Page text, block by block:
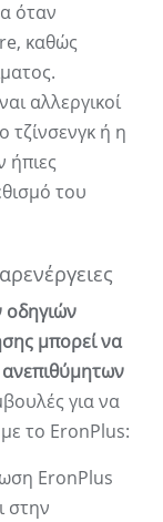
όταν
καθώς
αλλεργικοί
τζίνσενγκ ή η
ήπιες
του
μπορεί να
για να
το EronPlus:
EronPlus
στην